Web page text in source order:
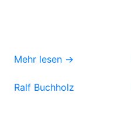
Mehr lesen →
Ralf Buchholz